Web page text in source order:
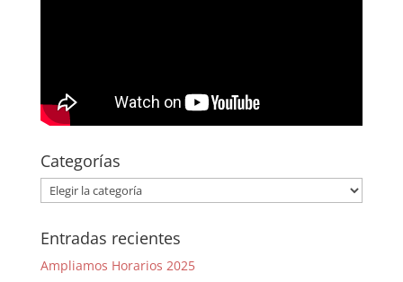
Categorías
Categorías
Entradas recientes
Ampliamos Horarios 2025